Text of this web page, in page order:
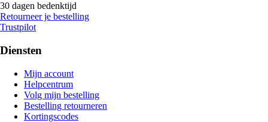
30 dagen bedenktijd
Retourneer je bestelling
Trustpilot
Diensten
Mijn account
Helpcentrum
Volg mijn bestelling
Bestelling retourneren
Kortingscodes